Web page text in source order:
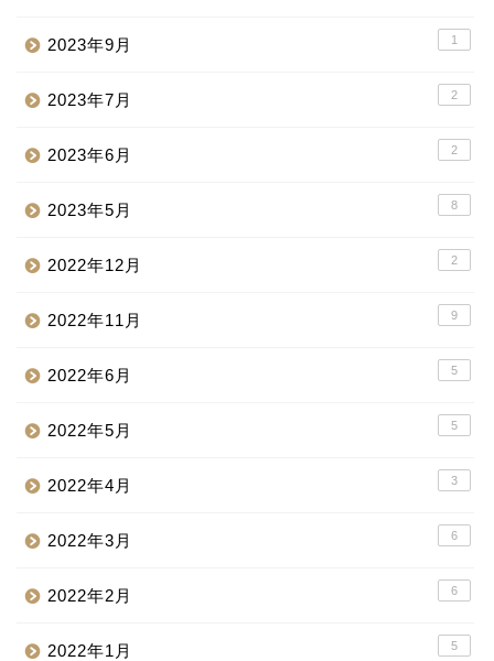
2023年9月 1
2023年7月 2
2023年6月 2
2023年5月 8
2022年12月 2
2022年11月 9
2022年6月 5
2022年5月 5
2022年4月 3
2022年3月 6
2022年2月 6
2022年1月 5